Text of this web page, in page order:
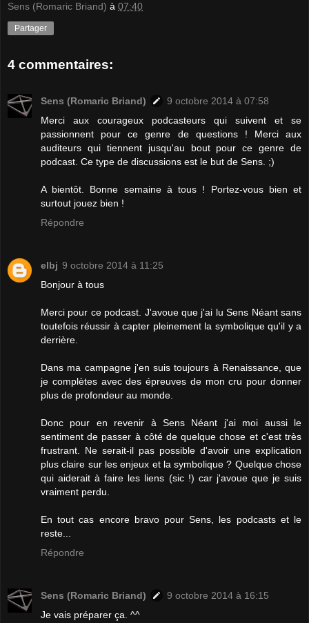
Sens (Romaric Briand) à 07:40
Partager
4 commentaires:
Sens (Romaric Briand)
9 octobre 2014 à 07:58
Merci aux courageux podcasteurs qui suivent et se
passionnent pour ce genre de questions ! Merci aux
auditeurs qui tiennent jusqu'au bout pour ce genre de
podcast. Ce type de discussions est le but de Sens. ;)
A bientôt. Bonne semaine à tous ! Portez-vous bien et
surtout jouez bien !
Répondre
elbj 9 octobre 2014 à 11:25
Bonjour à tous
Merci pour ce podcast. J'avoue que j'ai lu Sens Néant sans
toutefois réussir à capter pleinement la symbolique qu'il y a
derrière.
Dans ma campagne j'en suis toujours à Renaissance, que
je complètes avec des épreuves de mon cru pour donner
plus de profondeur au monde.
Donc pour en revenir à Sens Néant j'ai moi aussi le
sentiment de passer à côté de quelque chose et c'est très
frustrant. Ne serait-il pas possible d'avoir une explication
plus claire sur les enjeux et la symbolique ? Quelque chose
qui aiderait à faire les liens (sic !) car j'avoue que je suis
vraiment perdu.
En tout cas encore bravo pour Sens, les podcasts et le
reste...
Répondre
Sens (Romaric Briand)
9 octobre 2014 à 16:15
Je vais préparer ça. ^^